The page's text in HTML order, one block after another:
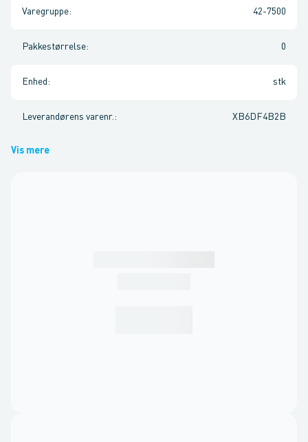
Varegruppe: 42-7500
Pakkestørrelse: 0
Enhed : stk
Leverandørens varenr. : XB6DF4B2B
Vis mere